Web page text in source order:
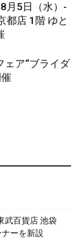
月5日（水）-
店 1階 ゆと
ェア“ブライダ
武百貨店 池袋
ーを新設